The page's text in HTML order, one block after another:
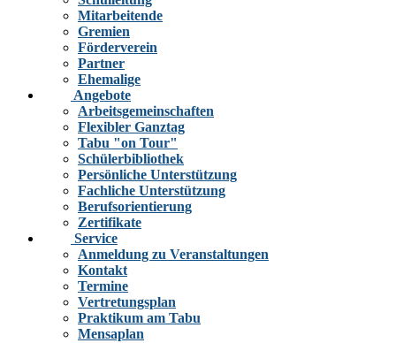
Mitarbeitende
Gremien
Förderverein
Partner
Ehemalige
Angebote
Arbeitsgemeinschaften
Flexibler Ganztag
Tabu "on Tour"
Schülerbibliothek
Persönliche Unterstützung
Fachliche Unterstützung
Berufsorientierung
Zertifikate
Service
Anmeldung zu Veranstaltungen
Kontakt
Termine
Vertretungsplan
Praktikum am Tabu
Mensaplan